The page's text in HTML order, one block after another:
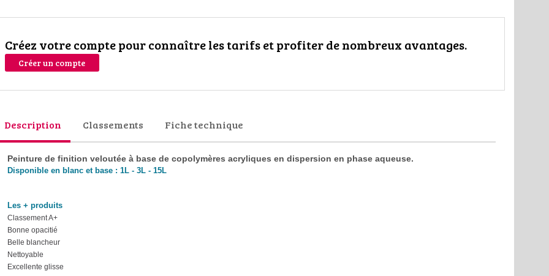
Créez votre compte pour connaître les tarifs et profiter de nombreux avantages.
Créer un compte
Description Classements Fiche technique
Peinture de finition veloutée à base de copolymères acryliques en dispersion en phase aqueuse.
Disponible en blanc et base : 1L - 3L - 15L
Les + produits
Classement A+
Bonne opacitié
Belle blancheur
Nettoyable
Excellente glisse